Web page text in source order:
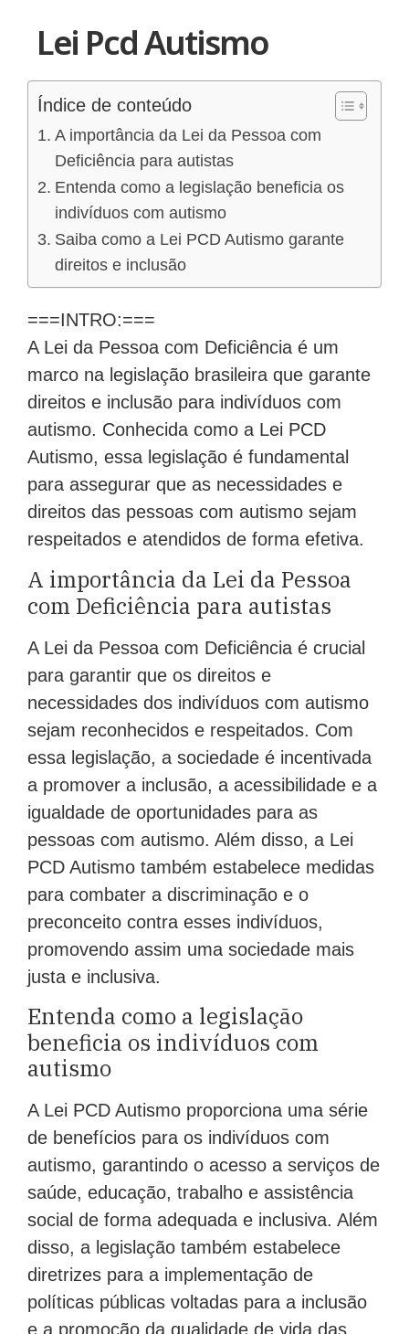
Lei Pcd Autismo
Índice de conteúdo
A importância da Lei da Pessoa com
Deficiência para autistas
Entenda como a legislação beneficia os
indivíduos com autismo
Saiba como a Lei PCD Autismo garante
direitos e inclusão
===INTRO:===
A Lei da Pessoa com Deficiência é um
marco na legislação brasileira que garante
direitos e inclusão para indivíduos com
autismo. Conhecida como a Lei PCD
Autismo, essa legislação é fundamental
para assegurar que as necessidades e
direitos das pessoas com autismo sejam
respeitados e atendidos de forma efetiva.
A importância da Lei da Pessoa
com Deficiência para autistas
A Lei da Pessoa com Deficiência é crucial
para garantir que os direitos e
necessidades dos indivíduos com autismo
sejam reconhecidos e respeitados. Com
essa legislação, a sociedade é incentivada
a promover a inclusão, a acessibilidade e a
igualdade de oportunidades para as
pessoas com autismo. Além disso, a Lei
PCD Autismo também estabelece medidas
para combater a discriminação e o
preconceito contra esses indivíduos,
promovendo assim uma sociedade mais
justa e inclusiva.
Entenda como a legislação
beneficia os indivíduos com
autismo
A Lei PCD Autismo proporciona uma série
de benefícios para os indivíduos com
autismo, garantindo o acesso a serviços de
saúde, educação, trabalho e assistência
social de forma adequada e inclusiva. Além
disso, a legislação também estabelece
diretrizes para a implementação de
políticas públicas voltadas para a inclusão
e a promoção da qualidade de vida das